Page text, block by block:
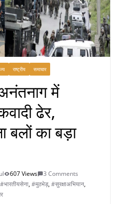
राष्ट्रीय समाचार
में
ढेर,
बलों का बड़ा
607 Views
3 Comments
#भारतीयसेना,#मुठभेड़,#सुरक्षाअभियान,